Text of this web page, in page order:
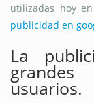
utilizadas hoy
publicidad en
La
usuarios.